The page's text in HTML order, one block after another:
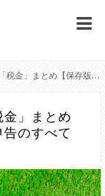
個人事業主が知っておきたい「税金」まとめ【保存版】種類・税率・控除・申告のすべて
」まとめ
告のすべて